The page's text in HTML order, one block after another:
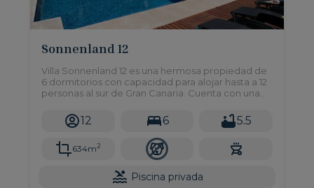
Sonnenland 12
Villa Sonnenland 12 es una hermosa propiedad de
6 dormitorios con capacidad para alojar hasta a 12
personas al sur de Gran Canaria. Cuenta con una
dimensiones.
12 6 5.5
634m2
Piscina privada